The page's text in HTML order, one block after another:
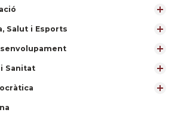
Salut i Esports
Sanitat